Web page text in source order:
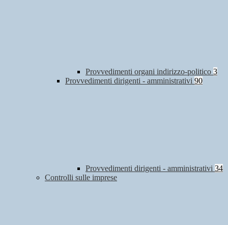
Provvedimenti organi indirizzo-politico 3
Provvedimenti dirigenti - amministrativi 90
Provvedimenti dirigenti - amministrativi 34
Controlli sulle imprese